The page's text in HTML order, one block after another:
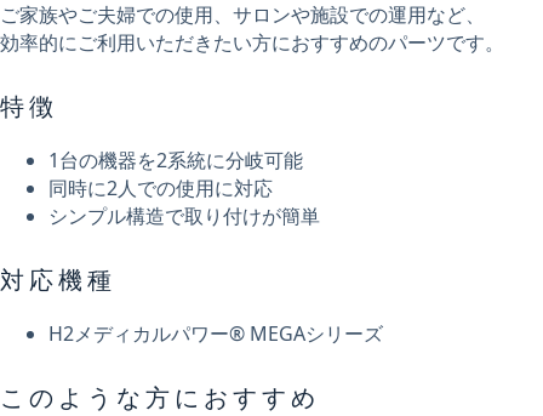
ご家族やご夫婦での使用、サロンや施設での運用など、
効率的にご利用いただきたい方におすすめのパーツです。
特徴
1台の機器を2系統に分岐可能
同時に2人での使用に対応
シンプル構造で取り付けが簡単
対応機種
H2メディカルパワー® MEGAシリーズ
このような方におすすめ